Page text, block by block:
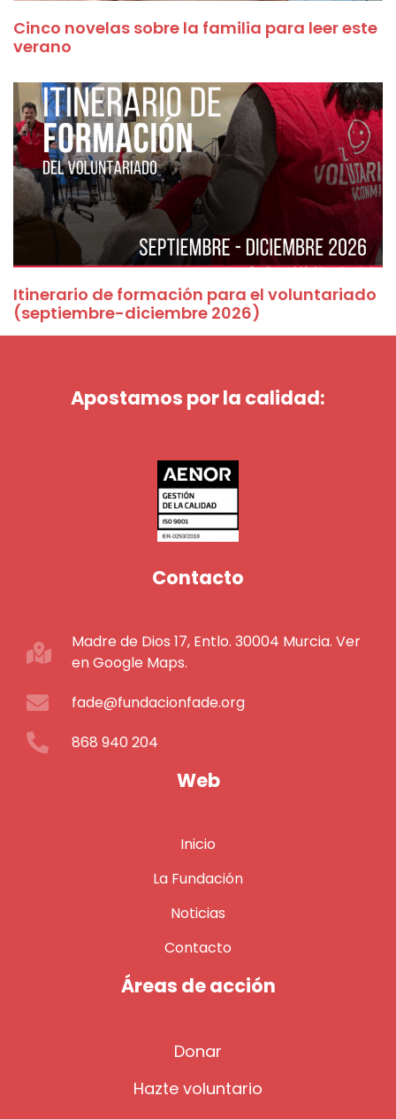
Cinco novelas sobre la familia para leer este
verano
Itinerario de formación para el voluntariado
(septiembre-diciembre 2026)
Apostamos por la calidad:
Contacto
Madre de Dios 17, Entlo. 30004 Murcia. Ver
en Google Maps.
fade@fundacionfade.org
868 940 204
Web
Inicio
La Fundación
Noticias
Contacto
Áreas de acción
Donar
Hazte voluntario